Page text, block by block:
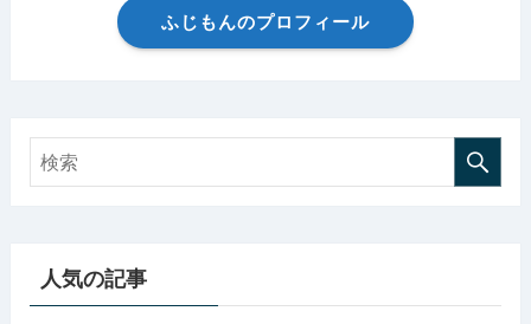
ふじもんのプロフィール
人気の記事